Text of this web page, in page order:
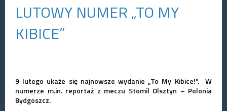
LUTOWY NUMER „TO MY
KIBICE”
9 lutego ukaże się najnowsze wydanie „To My Kibice!”. W
numerze m.in. reportaż z meczu Stomil Olsztyn – Polonia
Bydgoszcz.